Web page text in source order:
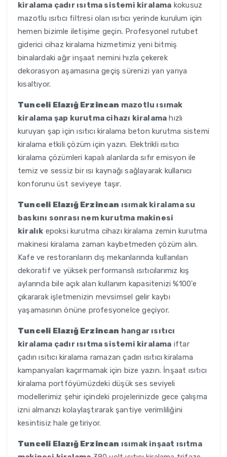
kiralama çadır ısıtma sistemi kiralama kokusuz
mazotlu ısıtıcı filtresi olan ısıtıcı yerinde kurulum için
hemen bizimle iletişime geçin. Profesyonel rutubet
giderici cihaz kiralama hizmetimiz yeni bitmiş
binalardaki ağır inşaat nemini hızla çekerek
dekorasyon aşamasına geçiş sürenizi yarı yarıya
kısaltıyor.
Tunceli Elazığ Erzincan mazotlu ısımak
kiralama şap kurutma cihazı kiralama hızlı
kuruyan şap için ısıtıcı kiralama beton kurutma sistemi
kiralama etkili çözüm için yazın. Elektrikli ısıtıcı
kiralama çözümleri kapalı alanlarda sıfır emisyon ile
temiz ve sessiz bir ısı kaynağı sağlayarak kullanıcı
konforunu üst seviyeye taşır.
Tunceli Elazığ Erzincan ısımak kiralama su
baskını sonrası nem kurutma makinesi
kiralık epoksi kurutma cihazı kiralama zemin kurutma
makinesi kiralama zaman kaybetmeden çözüm alın.
Kafe ve restoranların dış mekanlarında kullanılan
dekoratif ve yüksek performanslı ısıtıcılarımız kış
aylarında bile açık alan kullanım kapasitenizi %100'e
çıkararak işletmenizin mevsimsel gelir kaybı
yaşamasının önüne profesyonelce geçiyor.
Tunceli Elazığ Erzincan hangar ısıtıcı
kiralama çadır ısıtma sistemi kiralama iftar
çadırı ısıtıcı kiralama ramazan çadırı ısıtıcı kiralama
kampanyaları kaçırmamak için bize yazın. İnşaat ısıtıcı
kiralama portföyümüzdeki düşük ses seviyeli
modellerimiz şehir içindeki projelerinizde gece çalışma
izni almanızı kolaylaştırarak şantiye verimliliğini
kesintisiz hale getiriyor.
Tunceli Elazığ Erzincan ısımak inşaat ısıtma